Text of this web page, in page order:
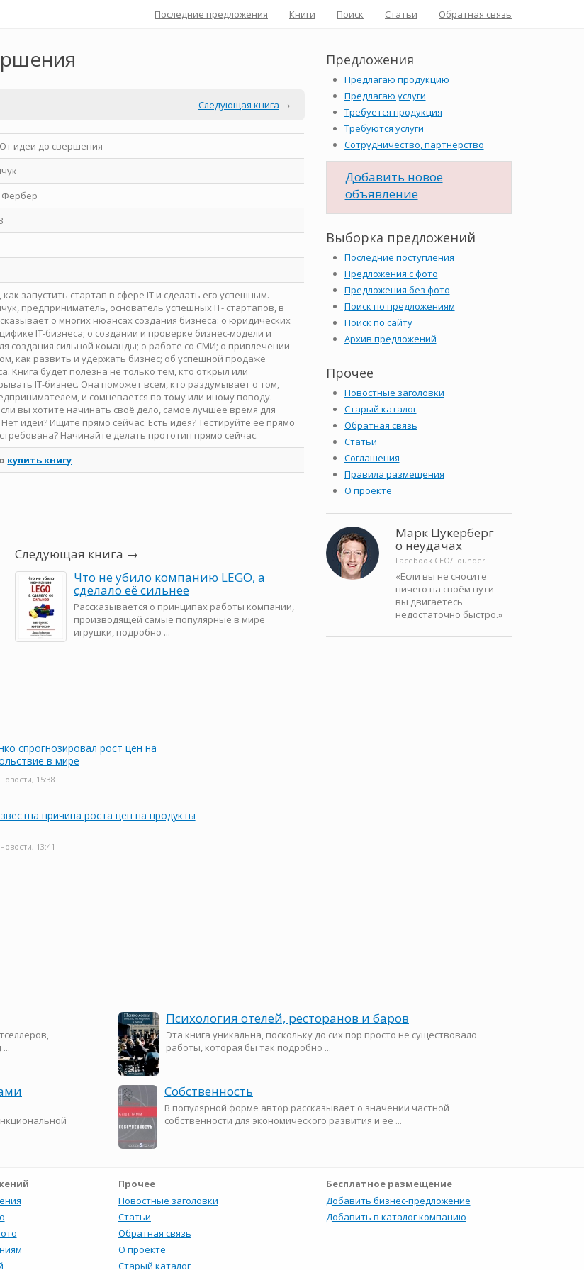
Последние предложения Книги Поиск Статьи Обратная связь
Следующая книга →
идеи до свершения
как запустить стартап в сфере IT и сделать его успешным.
предприниматель, основатель успешных IT- стартапов, в
о многих нюансах создания бизнеса: о юридических
IT-бизнеса; о создании и проверке бизнес-модели и
создания сильной команды; о работе со СМИ; о привлечении
как развить и удержать бизнес; об успешной продаже
Книга будет полезна не только тем, кто открыл или
IT-бизнес. Она поможет всем, кто раздумывает о том,
и сомневается по тому или иному поводу.
вы хотите начинать своё дело, самое лучшее время для
идеи? Ищите прямо сейчас. Есть идея? Тестируйте её прямо
Начинайте делать прототип прямо сейчас.
купить книгу
Следующая книга →
Что не убило компанию LEGO, а
сделало её сильнее
Рассказывается о принципах работы компании,
производящей самые популярные в мире
игрушки, подробно ...
спрогнозировал рост цен на
в мире
15:38
причина роста цен на продукты
13:41
Предложения
Предлагаю продукцию
Предлагаю услуги
Требуется продукция
Требуются услуги
Сотрудничество, партнёрство
Добавить новое
объявление
Выборка предложений
Последние поступления
Предложения с фото
Предложения без фото
Поиск по предложениям
Поиск по сайту
Архив предложений
Прочее
Новостные заголовки
Старый каталог
Обратная связь
Статьи
Соглашения
Правила размещения
О проекте
Марк Цукерберг
о неудачах
Facebook CEO/Founder
«Если вы не сносите
ничего на своём пути —
вы двигаетесь
недостаточно быстро.»
Психология отелей, ресторанов и баров
Эта книга уникальна, поскольку до сих пор просто не существовало
работы, которая бы так подробно ...
Собственность
В популярной форме автор рассказывает о значении частной
собственности для экономического развития и её ...
Прочее
Новостные заголовки
Статьи
Обратная связь
О проекте
Старый каталог
Бесплатное размещение
Добавить бизнес-предложение
Добавить в каталог компанию